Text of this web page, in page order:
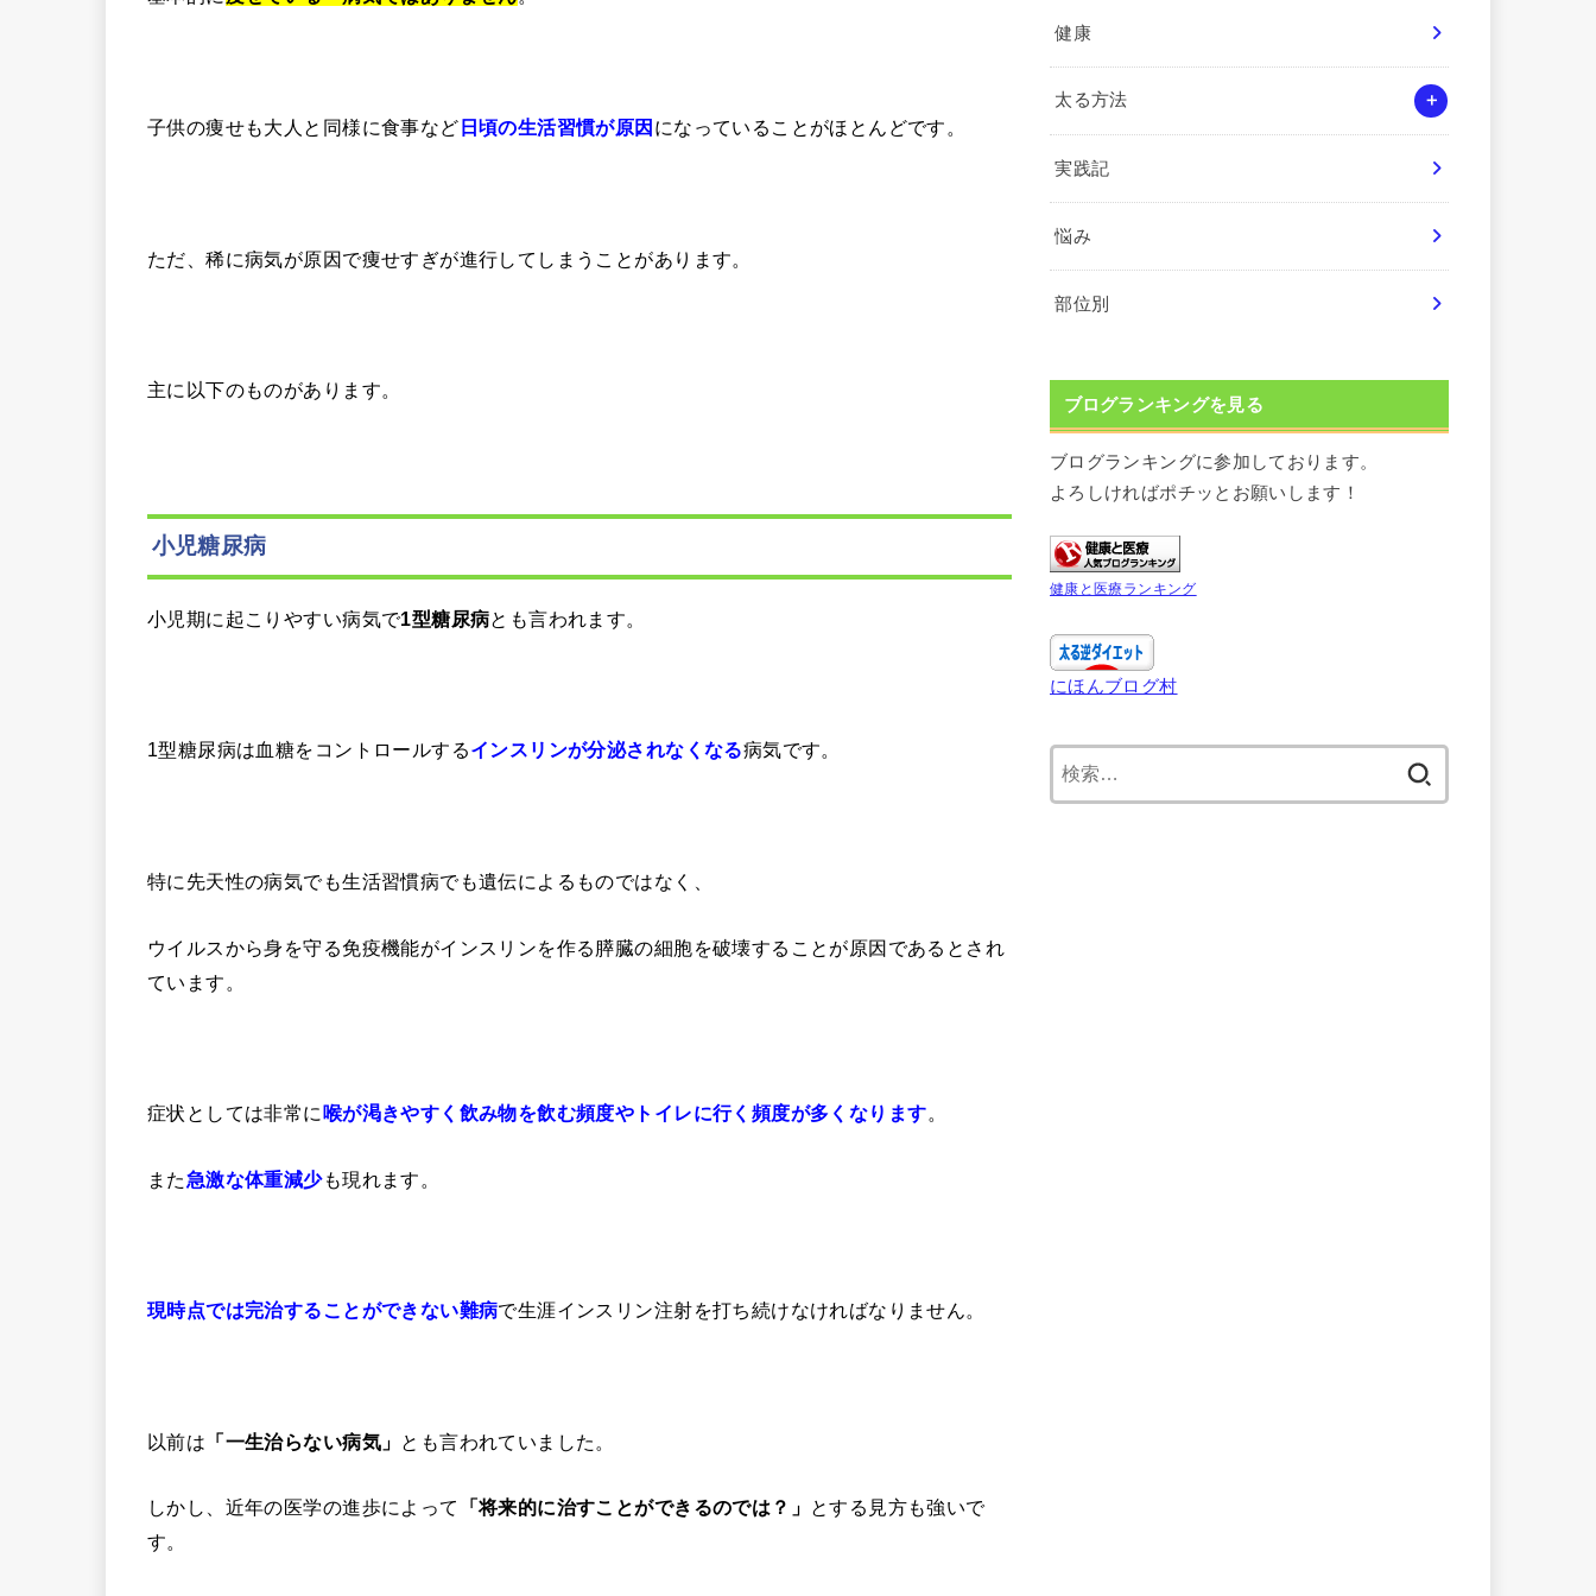
子供の痩せも大人と同様に食事など 日頃の生活習慣が原因 になっていることがほとんどです。
ただ、稀に病気が原因で痩せすぎが進行してしまうことがあります。
主に以下のものがあります。
小児糖尿病
小児期に起こりやすい病気で1型糖尿病とも言われます。
1型糖尿病は血糖をコントロールするインスリンが分泌されなくなる病気です。
特に先天性の病気でも生活習慣病でも遺伝によるものではなく、
ウイルスから身を守る免疫機能がインスリンを作る膵臓の細胞を破壊することが原因であるとされ
ています。
症状としては非常に 喉が渇きやすく飲み物を飲む頻度やトイレに行く頻度が多くなります。
また急激な体重減少も現れます。
現時点では完治することができない難病で生涯インスリン注射を打ち続けなければなりません。
以前は 「一生治らない病気」 とも言われていました。
しかし、近年の医学の進歩によって 「将来的に治すことができるのでは？」 とする見方も強いで
す。
健康
太る方法
実践記
悩み
部位別
ブログランキングを見る
ブログランキングに参加しております。
よろしければポチッとお願いします！
健康と医療ランキング
にほんブログ村